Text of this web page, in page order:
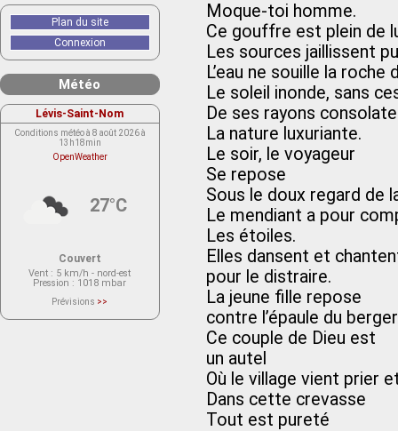
Moque-toi homme.
Ce gouffre est plein de
Les sources jaillissent
L’eau ne souille la roche
Le soleil inonde, sans
De ses rayons
La nature luxuriante.
Le soir, le voyageur
Se repose
Sous le doux regard de
Le mendiant a pour
Les étoiles.
Elles dansent et
pour le distraire.
La jeune fille repose
contre l’épaule du
Ce couple de Dieu est
un autel
Où le village vient prier
Dans cette crevasse
Tout est pureté
Plan du site
Connexion
Météo
Lévis-Saint-Nom
Conditions météo à 8 août 2026 à
13h18min
OpenWeather
27°C
Couvert
Vent : 5 km/h - nord-est
Pression : 1018 mbar
Prévisions >>
actuellement aucune prévision